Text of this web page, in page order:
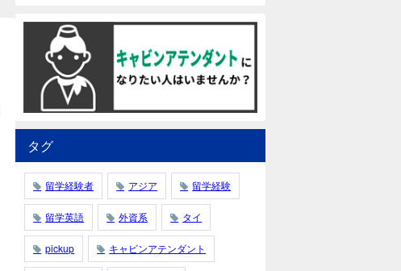
タグ
留学経験者 アジア 留学経験
留学英語 外資系 タイ
pickup キャビンアテンダント